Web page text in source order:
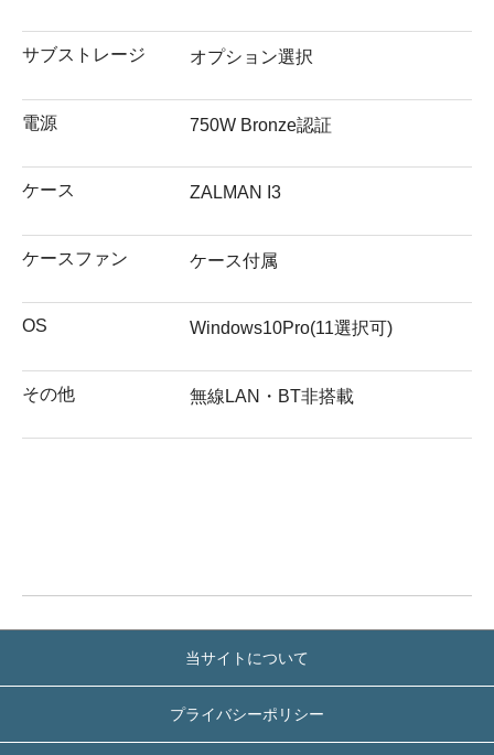
サブストレージ オプション選択
電源 750W Bronze認証
ケース ZALMAN I3
ケースファン ケース付属
OS Windows10Pro(11選択可)
その他 無線LAN・BT非搭載
当サイトについて
プライバシーポリシー